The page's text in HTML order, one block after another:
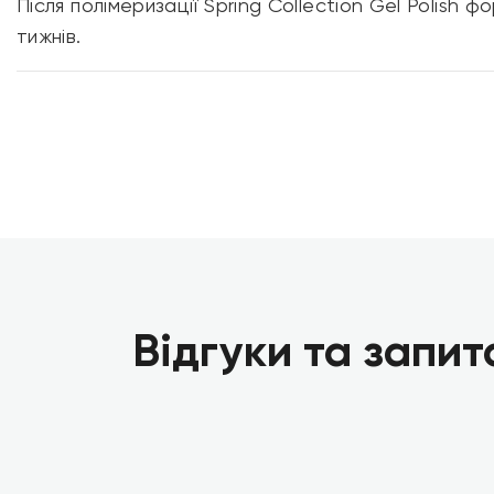
Після полімеризації Spring Collection Gel Polish
тижнів.
Відгуки та